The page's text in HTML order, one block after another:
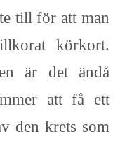
till för att man
körkort.
är det ändå
att få ett
den krets som